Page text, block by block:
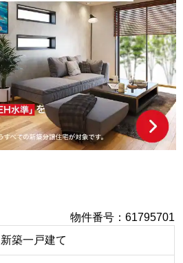
物件番号 ：61795701
新築一戸建て